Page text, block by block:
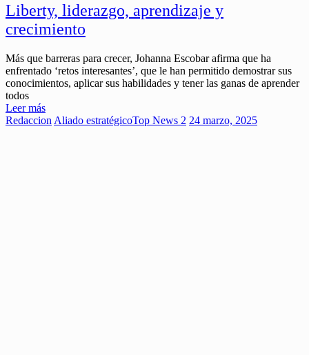
Liberty, liderazgo, aprendizaje y
crecimiento
Más que barreras para crecer, Johanna Escobar afirma que ha
enfrentado ‘retos interesantes’, que le han permitido demostrar sus
conocimientos, aplicar sus habilidades y tener las ganas de aprender
todos
Leer más
Redaccion Aliado estratégicoTop News 2 24 marzo, 2025